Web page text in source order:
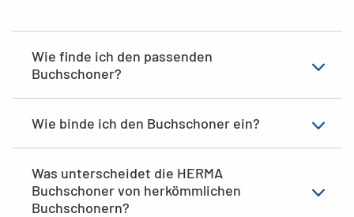
Wie finde ich den passenden
Buchschoner?
Wie binde ich den Buchschoner ein?
Was unterscheidet die HERMA
Buchschoner von herkömmlichen
Buchschonern?